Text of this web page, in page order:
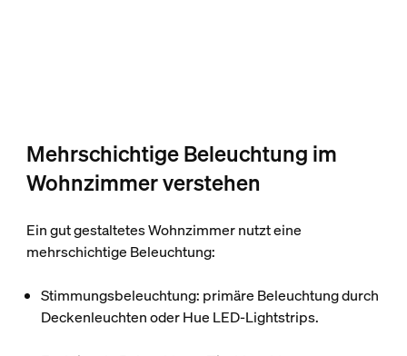
Mehrschichtige Beleuchtung im
Wohnzimmer verstehen
Ein gut gestaltetes Wohnzimmer nutzt eine
mehrschichtige Beleuchtung:
Stimmungsbeleuchtung: primäre Beleuchtung durch
Deckenleuchten oder Hue LED-Lightstrips.